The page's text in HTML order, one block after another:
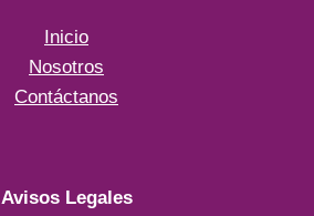
Inicio
Nosotros
Contáctanos
Avisos Legales